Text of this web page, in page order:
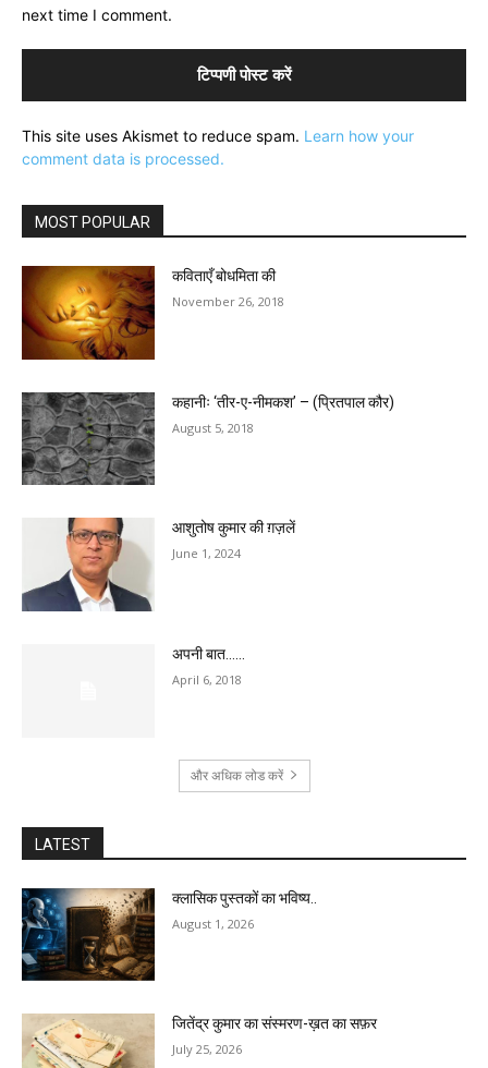
next time I comment.
This site uses Akismet to reduce spam. Learn how your
comment data is processed.
MOST POPULAR
कविताएँ बोधमिता की
November 26, 2018
कहानीः ‘तीर-ए-नीमकश’ – (प्रितपाल कौर)
August 5, 2018
आशुतोष कुमार की ग़ज़लें
June 1, 2024
अपनी बात……
April 6, 2018
और अधिक लोड करें
LATEST
क्लासिक पुस्तकों का भविष्य..
August 1, 2026
जितेंद्र कुमार का संस्मरण-ख़त का सफ़र
July 25, 2026